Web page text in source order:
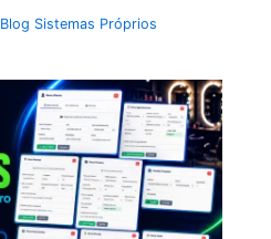
Blog Sistemas Próprios